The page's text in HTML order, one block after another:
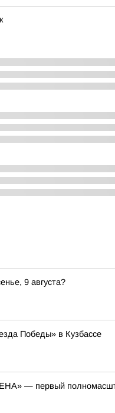
9 августа?
Победы» в Кузбассе
— первый